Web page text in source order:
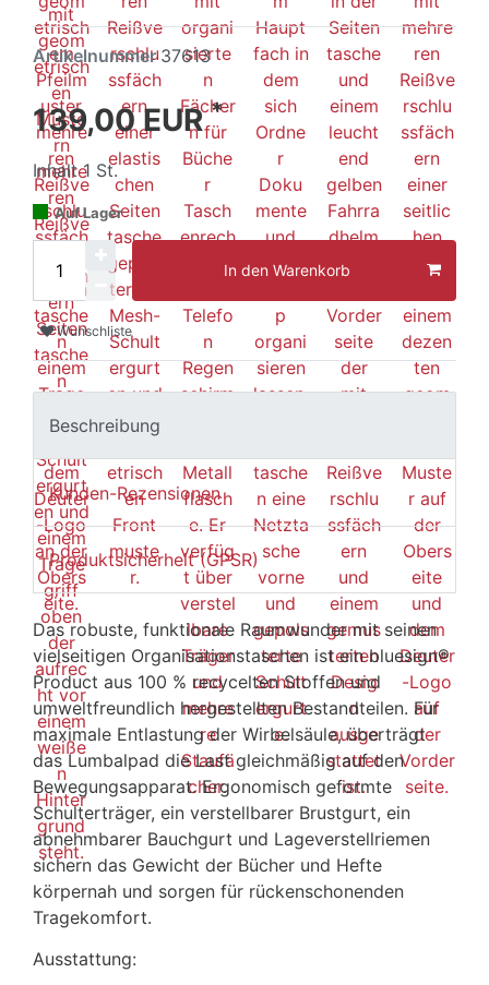
Artikelnummer37613
139,00 EUR*
Inhalt1 St.
Auf Lager
In den Warenkorb
Wunschliste
Beschreibung
Kunden-Rezensionen
Produktsicherheit (GPSR)
Das robuste, funktionale Raumwunder mit seinen
vielseitigen Organisationstaschen ist ein bluesign®
Product aus 100 % recycelten Stoffen und
umweltfreundlich hergestellten Bestandteilen. Für
maximale Entlastung der Wirbelsäule, überträgt
das Lumbalpad die Last gleichmäßig auf den
Bewegungsapparat. Ergonomisch geformte
Schulterträger, ein verstellbarer Brustgurt, ein
abnehmbarer Bauchgurt und Lageverstellriemen
sichern das Gewicht der Bücher und Hefte
körpernah und sorgen für rückenschonenden
Tragekomfort.
Ausstattung: